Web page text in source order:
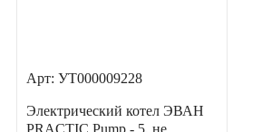
Арт: УТ000009228
Электрический котел ЭВАН
PRACTIC Pump - 5, не